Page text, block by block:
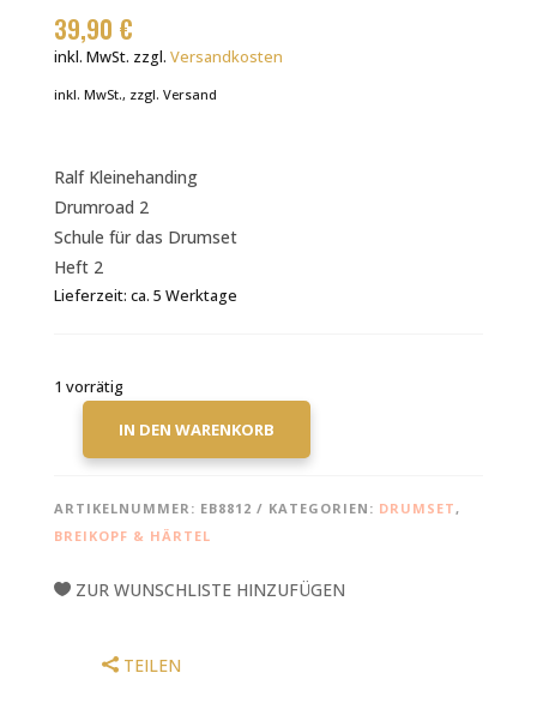
39,90 €
inkl. MwSt. zzgl. Versandkosten
inkl. MwSt., zzgl. Versand
Ralf Kleinehanding
Drumroad 2
Schule für das Drumset
Heft 2
Lieferzeit: ca. 5 Werktage
1 vorrätig
KLEINEHANDING,
IN DEN WARENKORB
ARTIKELNUMMER: EB8812 KATEGORIEN: DRUMSET ,
BREIKOPF & HÄRTEL
ZUR WUNSCHLISTE HINZUFÜGEN
TEILEN